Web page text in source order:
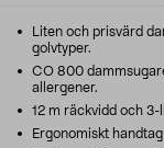
Liten och prisvärd
golvtyper.
CO 800
allergener.
12 m räckvidd och
Ergonomiskt